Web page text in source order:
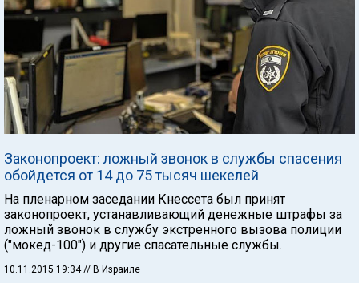
Законопроект: ложный звонок в службы спасения
обойдется от 14 до 75 тысяч шекелей
На пленарном заседании Кнессета был принят
законопроект, устанавливающий денежные штрафы за
ложный звонок в службу экстренного вызова полиции
("мокед-100") и другие спасательные службы.
10.11.2015 19:34// В Израиле